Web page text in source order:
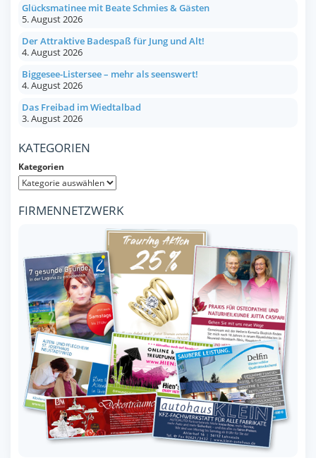
Glücksmatinee mit Beate Schmies & Gästen
5. August 2026
Der Attraktive Badespaß für Jung und Alt!
4. August 2026
Biggesee-Listersee – mehr als seenswert!
4. August 2026
Das Freibad im Wiedtalbad
3. August 2026
KATEGORIEN
Kategorien
FIRMENNETZWERK